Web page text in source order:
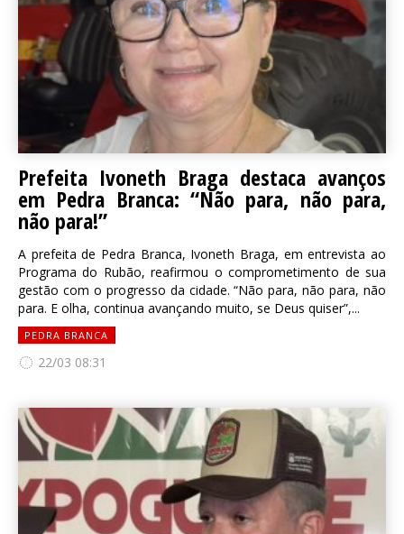
Prefeita Ivoneth Braga destaca avanços
em Pedra Branca: “Não para, não para,
não para!”
A prefeita de Pedra Branca, Ivoneth Braga, em entrevista ao
Programa do Rubão, reafirmou o comprometimento de sua
gestão com o progresso da cidade. “Não para, não para, não
para. E olha, continua avançando muito, se Deus quiser”,...
PEDRA BRANCA
22/03 08:31